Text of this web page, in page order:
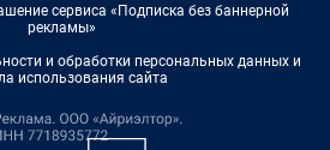
сервиса «Подписка без баннерной
рекламы»
и обработки персональных данных и
использования сайта